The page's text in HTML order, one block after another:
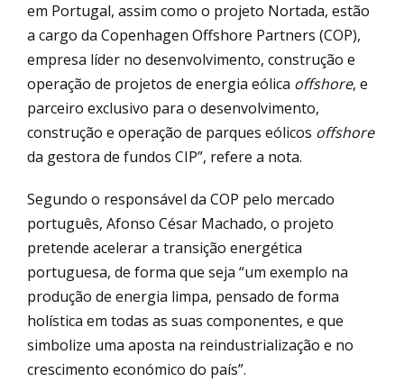
em Portugal, assim como o projeto Nortada, estão
a cargo da Copenhagen Offshore Partners (COP),
empresa líder no desenvolvimento, construção e
operação de projetos de energia eólica offshore, e
parceiro exclusivo para o desenvolvimento,
construção e operação de parques eólicos offshore
da gestora de fundos CIP”, refere a nota.
Segundo o responsável da COP pelo mercado
português, Afonso César Machado, o projeto
pretende acelerar a transição energética
portuguesa, de forma que seja “um exemplo na
produção de energia limpa, pensado de forma
holística em todas as suas componentes, e que
simbolize uma aposta na reindustrialização e no
crescimento económico do país”.